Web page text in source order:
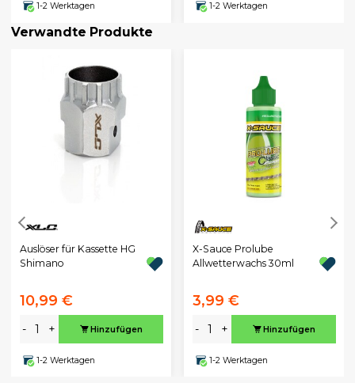
1-2 Werktagen 1-2 Werktagen
Verwandte Produkte
Auslöser für Kassette HG
Shimano
10,99 €
- + Hinzufügen
1-2 Werktagen
X-Sauce Prolube
Allwetterwachs 30ml
3,99 €
- + Hinzufügen
1-2 Werktagen